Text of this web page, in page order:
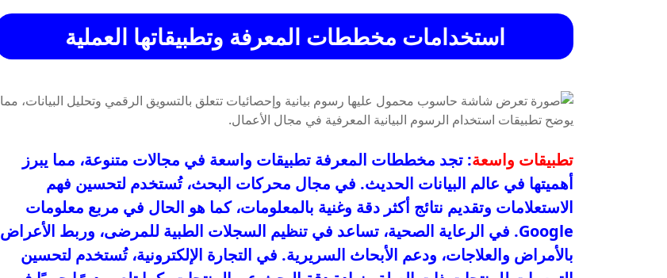
استخدامات مخططات المعرفة وتطبيقاتها العملية
تطبيقات واسعة: تجد مخططات المعرفة تطبيقات واسعة في مجالات متنوعة، مما يبرز
أهميتها في عالم البيانات الحديث. في مجال محركات البحث، تُستخدم لتحسين فهم
الاستعلامات وتقديم نتائج أكثر دقة وغنية بالمعلومات، كما هو الحال في مربع معلومات
Google. في الرعاية الصحية، تساعد في تنظيم السجلات الطبية للمرضى، وربط الأعراض
بالأمراض والعلاجات، ودعم الأبحاث السريرية. في التجارة الإلكترونية، تُستخدم لتحسين